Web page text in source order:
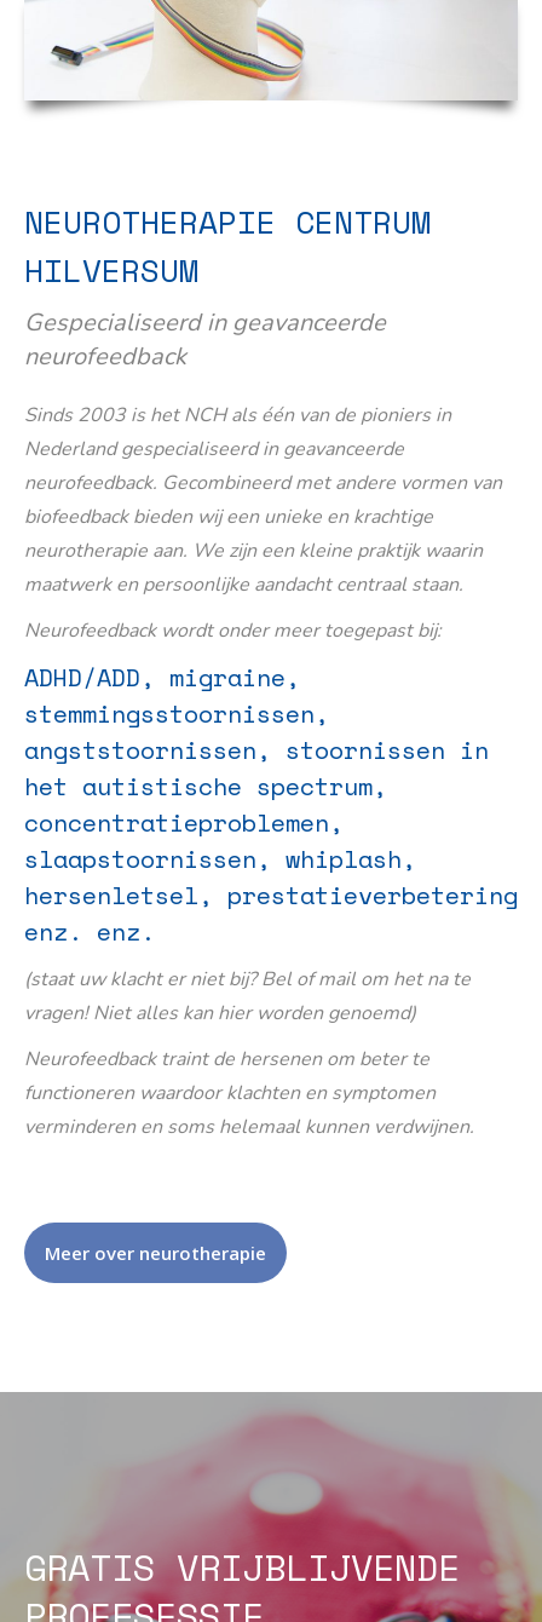
NEUROTHERAPIE CENTRUM
HILVERSUM
Gespecialiseerd in geavanceerde
neurofeedback
Sinds 2003 is het NCH als één van de pioniers in
Nederland gespecialiseerd in geavanceerde
neurofeedback. Gecombineerd met andere vormen van
biofeedback bieden wij een unieke en krachtige
neurotherapie aan. We zijn een kleine praktijk waarin
maatwerk en persoonlijke aandacht centraal staan.
Neurofeedback wordt onder meer toegepast bij:
ADHD/ADD, migraine,
stemmingsstoornissen,
angststoornissen, stoornissen in
het autistische spectrum,
concentratieproblemen,
slaapstoornissen, whiplash,
hersenletsel, prestatieverbetering
enz. enz.
(staat uw klacht er niet bij? Bel of mail om het na te
vragen! Niet alles kan hier worden genoemd)
Neurofeedback traint de hersenen om beter te
functioneren waardoor klachten en symptomen
verminderen en soms helemaal kunnen verdwijnen.
Meer over neurotherapie
GRATIS VRIJBLIJVENDE